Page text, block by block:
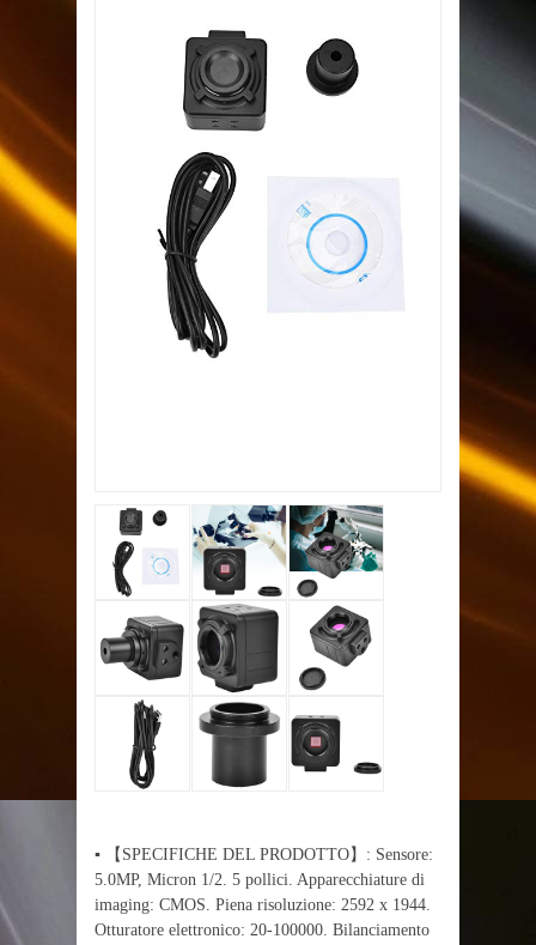
▪ 【SPECIFICHE DEL PRODOTTO】: Sensore:
5.0MP, Micron 1/2. 5 pollici. Apparecchiature di
imaging: CMOS. Piena risoluzione: 2592 x 1944.
Otturatore elettronico: 20-100000. Bilanciamento